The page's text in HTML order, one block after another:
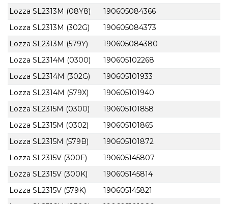
Lozza SL2313M (08Y8)
190605084366
Lozza SL2313M (302G)
190605084373
Lozza SL2313M (579Y)
190605084380
Lozza SL2314M (0300)
190605102268
Lozza SL2314M (302G)
190605101933
Lozza SL2314M (579X)
190605101940
Lozza SL2315M (0300)
190605101858
Lozza SL2315M (0302)
190605101865
Lozza SL2315M (579B)
190605101872
Lozza SL2315V (300F)
190605145807
Lozza SL2315V (300K)
190605145814
Lozza SL2315V (579K)
190605145821